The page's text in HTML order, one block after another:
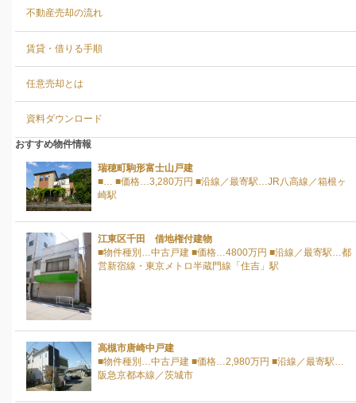
不動産売却の流れ
賃貸・借りる手順
任意売却とは
資料ダウンロード
おすすめ物件情報
瑞穂町駒形富士山戸建
■… ■価格…3,280万円 ■沿線／最寄駅…JR八高線／箱根ヶ
崎駅
江東区千田 借地権付建物
■物件種別…中古戸建 ■価格…4800万円 ■沿線／最寄駅…都
営新宿線・東京メトロ半蔵門線「住吉」駅
高槻市唐崎中戸建
■物件種別…中古戸建 ■価格…2,980万円 ■沿線／最寄駅…
阪急京都本線／茨城市